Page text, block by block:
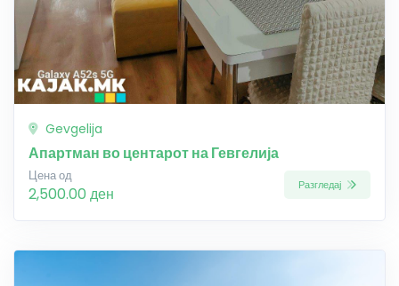
Gevgelija
Апартман во центарот на Гевгелија
Цена од
2,500.00 ден Разгледај